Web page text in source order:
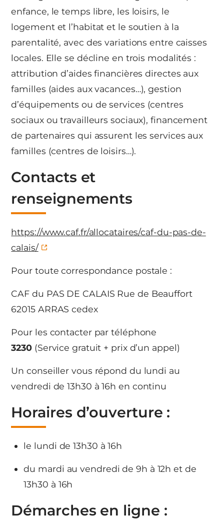
enfance, le temps libre, les loisirs, le
logement et l’habitat et le soutien à la
parentalité, avec des variations entre caisses
locales. Elle se décline en trois modalités :
attribution d’aides financières directes aux
familles (aides aux vacances…), gestion
d’équipements ou de services (centres
sociaux ou travailleurs sociaux), financement
de partenaires qui assurent les services aux
familles (centres de loisirs…).
Contacts et
renseignements
https://www.caf.fr/allocataires/caf-du-pas-de-
calais/
Pour toute correspondance postale :
CAF du PAS DE CALAIS Rue de Beauffort
62015 ARRAS cedex
Pour les contacter par téléphone
3230 (Service gratuit + prix d’un appel)
Un conseiller vous répond du lundi au
vendredi de 13h30 à 16h en continu
Horaires d’ouverture :
le lundi de 13h30 à 16h
du mardi au vendredi de 9h à 12h et de
13h30 à 16h
Démarches en ligne :